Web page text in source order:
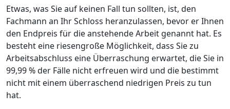
Etwas, was Sie auf keinen Fall tun sollten, ist, den
Fachmann an Ihr Schloss heranzulassen, bevor er Ihnen
den Endpreis für die anstehende Arbeit genannt hat. Es
besteht eine riesengroße Möglichkeit, dass Sie zu
Arbeitsabschluss eine Überraschung erwartet, die Sie in
99,99 % der Fälle nicht erfreuen wird und die bestimmt
nicht mit einem überraschend niedrigen Preis zu tun
hat.